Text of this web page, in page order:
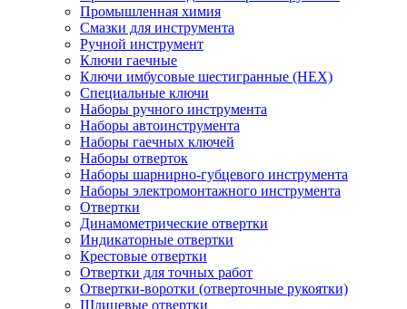
Промышленная химия
Смазки для инструмента
Ручной инструмент
Ключи гаечные
Ключи имбусовые шестигранные (HEX)
Специальные ключи
Наборы ручного инструмента
Наборы автоинструмента
Наборы гаечных ключей
Наборы отверток
Наборы шарнирно-губцевого инструмента
Наборы электромонтажного инструмента
Отвертки
Динамометрические отвертки
Индикаторные отвертки
Крестовые отвертки
Отвертки для точных работ
Отвертки-воротки (отверточные рукоятки)
Шлицевые отвертки